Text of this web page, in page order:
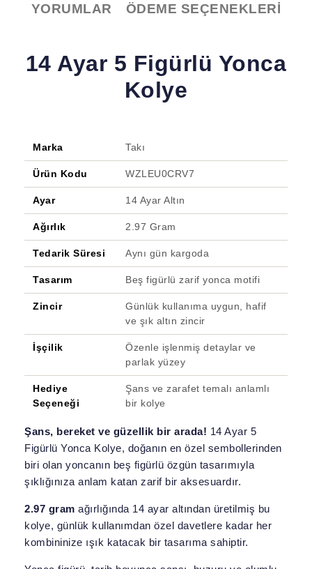
YORUMLAR ÖDEME SEÇENEKLERI
14 Ayar 5 Figürlü Yonca
Kolye
Marka Takı
Ürün Kodu WZLEU0CRV7
Ayar 14 Ayar Altın
Ağırlık 2.97 Gram
Tedarik Süresi Aynı gün kargoda
Tasarım Beş figürlü zarif yonca motifi
Zincir
Günlük kullanıma uygun, hafif
ve şık altın zincir
İşçilik
Özenle işlenmiş detaylar ve
parlak yüzey
Hediye
Seçeneği
Şans ve zarafet temalı anlamlı
bir kolye
Şans, bereket ve güzellik bir arada! 14 Ayar 5
Figürlü Yonca Kolye, doğanın en özel sembollerinden
biri olan yoncanın beş figürlü özgün tasarımıyla
şıklığınıza anlam katan zarif bir aksesuardır.
2.97 gram ağırlığında 14 ayar altından üretilmiş bu
kolye, günlük kullanımdan özel davetlere kadar her
kombininize ışık katacak bir tasarıma sahiptir.